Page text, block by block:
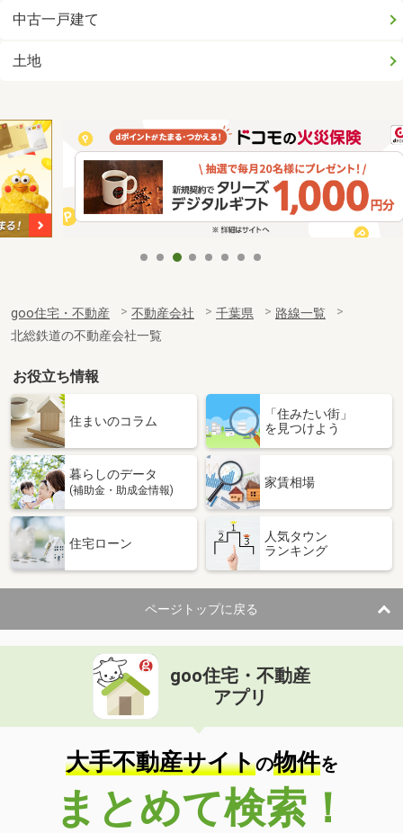
中古一戸建て
土地
goo住宅・不動産 不動産会社 千葉県
路線一覧
北総鉄道の不動産会社一覧
お役立ち情報
住まいのコラム
「住みたい街」
を見つけよう
暮らしのデータ
(補助金・助成金情報)
家賃相場
住宅ローン
人気タウン
ランキング
ページトップに戻る
goo住宅・不動産
アプリ
大手不動産サイトの物件を
まとめて検索！